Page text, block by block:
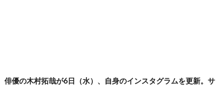
俳優の木村拓哉が6日（水）、自身のインスタグラムを更新。サ